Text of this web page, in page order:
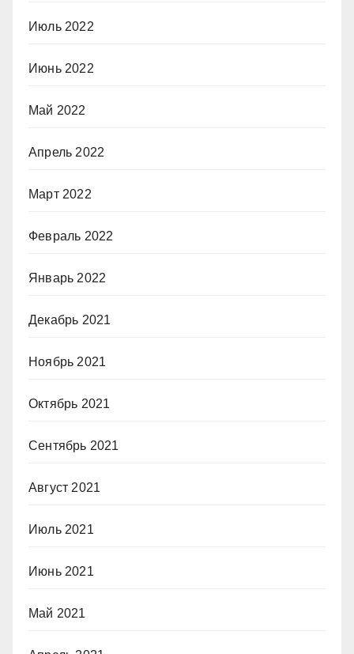
Июль 2022
Июнь 2022
Май 2022
Апрель 2022
Март 2022
Февраль 2022
Январь 2022
Декабрь 2021
Ноябрь 2021
Октябрь 2021
Сентябрь 2021
Август 2021
Июль 2021
Июнь 2021
Май 2021